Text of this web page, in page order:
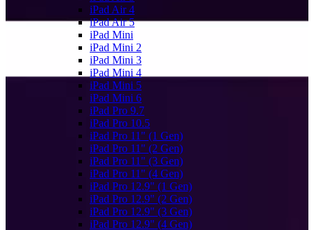
iPad Air 4
iPad Air 5
iPad Mini
iPad Mini 2
iPad Mini 3
iPad Mini 4
iPad Mini 5
iPad Mini 6
iPad Pro 9.7
iPad Pro 10.5
iPad Pro 11" (1 Gen)
iPad Pro 11" (2 Gen)
iPad Pro 11" (3 Gen)
iPad Pro 11" (4 Gen)
iPad Pro 12.9" (1 Gen)
iPad Pro 12.9" (2 Gen)
iPad Pro 12.9" (3 Gen)
iPad Pro 12.9" (4 Gen)